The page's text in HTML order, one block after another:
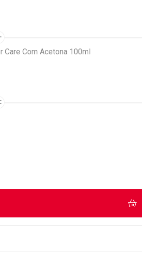
Care Com Acetona 100ml